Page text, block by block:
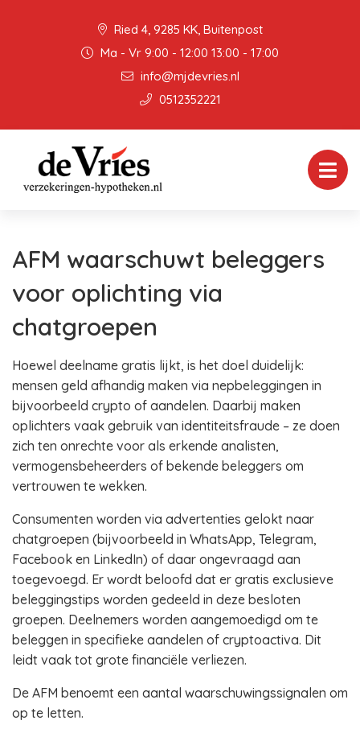
Ried 4, 9285 KK, Buitenpost
Ma - Vr 9:00 - 12:00 13:00 - 17:00
info@mjdevries.nl
0512352221
AFM waarschuwt beleggers
voor oplichting via
chatgroepen
Hoewel deelname gratis lijkt, is het doel duidelijk:
mensen geld afhandig maken via nepbeleggingen in
bijvoorbeeld crypto of aandelen. Daarbij maken
oplichters vaak gebruik van identiteitsfraude – ze doen
zich ten onrechte voor als erkende analisten,
vermogensbeheerders of bekende beleggers om
vertrouwen te wekken.
Consumenten worden via advertenties gelokt naar
chatgroepen (bijvoorbeeld in WhatsApp, Telegram,
Facebook en LinkedIn) of daar ongevraagd aan
toegevoegd. Er wordt beloofd dat er gratis exclusieve
beleggingstips worden gedeeld in deze besloten
groepen. Deelnemers worden aangemoedigd om te
beleggen in specifieke aandelen of cryptoactiva. Dit
leidt vaak tot grote financiële verliezen.
De AFM benoemt een aantal waarschuwingssignalen om
op te letten.